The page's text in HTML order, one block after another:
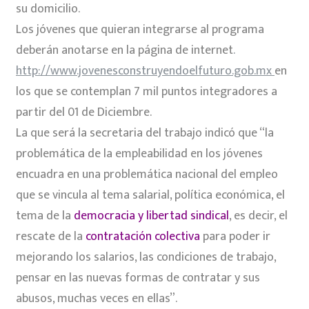
su domicilio.
Los jóvenes que quieran integrarse al programa
deberán anotarse en la página de internet.
http://www.jovenesconstruyendoelfuturo.gob.mxen
los que se contemplan 7 mil puntos integradores a
partir del 01 de Diciembre.
La que será la secretaria del trabajo indicó que “la
problemática de la empleabilidad en los jóvenes
encuadra en una problemática nacional del empleo
que se vincula al tema salarial, política económica, el
tema de la democracia y libertad sindical, es decir, el
rescate de la contratación colectiva para poder ir
mejorando los salarios, las condiciones de trabajo,
pensar en las nuevas formas de contratar y sus
abusos, muchas veces en ellas”.